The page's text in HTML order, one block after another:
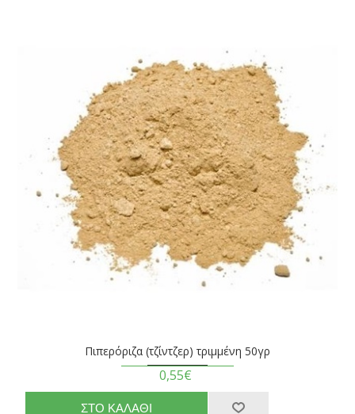
Πιπερόριζα (τζίντζερ) τριμμένη 50γρ
0,55€